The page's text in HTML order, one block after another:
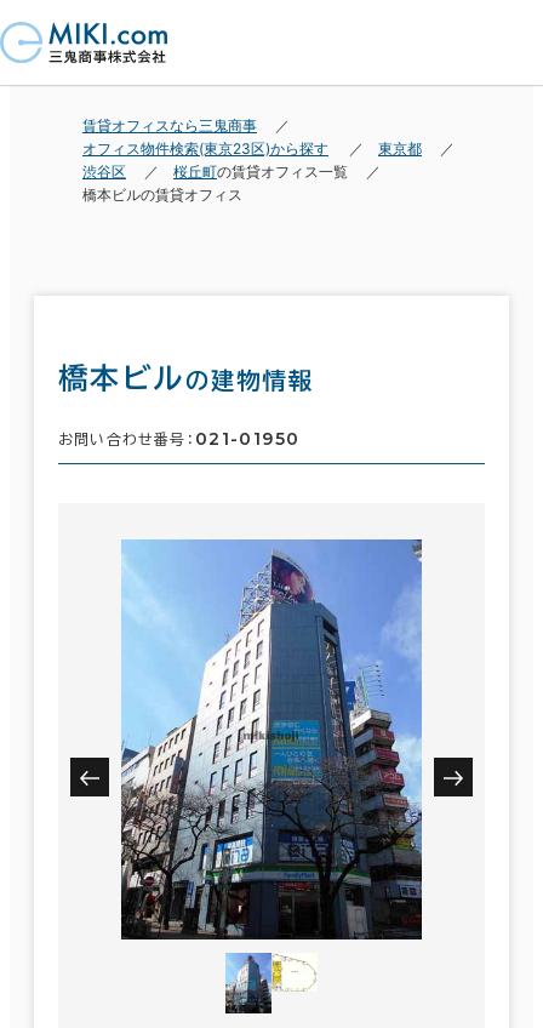
賃貸オフィスなら三鬼商事
オフィス物件検索(東京23区)から探す
東京都
渋谷区
桜丘町の賃貸オフィス一覧
橋本ビルの賃貸オフィス
橋本ビルの建物情報
お問い合わせ番号： 021-01950